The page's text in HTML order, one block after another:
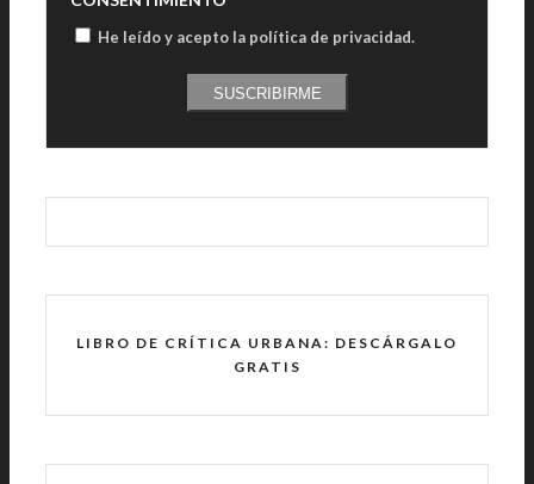
He leído y acepto la política de privacidad.
SUSCRIBIRME
LIBRO DE CRÍTICA URBANA: DESCÁRGALO
GRATIS